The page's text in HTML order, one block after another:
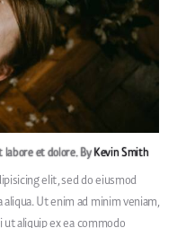
labore et dolore. ByKevin Smith
elit, sed do eiusmod
Ut enim ad minim veniam,
aliquip ex ea commodo